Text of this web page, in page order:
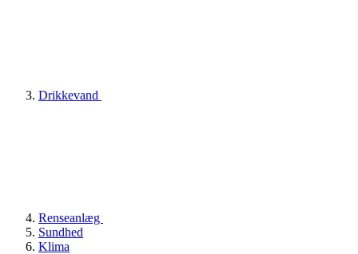
Drikkevand
Renseanlæg
Sundhed
Klima